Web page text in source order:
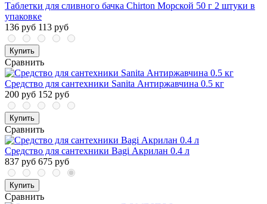
Таблетки для сливного бачка Chirton Морской 50 г 2 штуки в
упаковке
136 руб 113 руб
Купить
Сравнить
Средство для сантехники Sanita Антиржавчина 0.5 кг
200 руб 152 руб
Купить
Сравнить
Средство для сантехники Bagi Акрилан 0.4 л
837 руб 675 руб
Купить
Сравнить